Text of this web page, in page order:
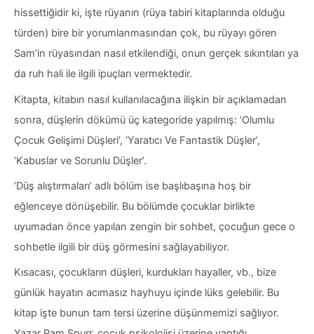
hissettiğidir ki, işte rüyanın (rüya tabiri kitaplarında olduğu
türden) bire bir yorumlanmasından çok, bu rüyayı gören
Sam’in rüyasından nasıl etkilendiği, onun gerçek sıkıntıları ya
da ruh hali ile ilgili ipuçları vermektedir.
Kitapta, kitabın nasıl kullanılacağına ilişkin bir açıklamadan
sonra, düşlerin dökümü üç kategoride yapılmış: ‘Olumlu
Çocuk Gelişimi Düşleri’, ‘Yaratıcı Ve Fantastik Düşler’,
‘Kabuslar ve Sorunlu Düşler’.
‘Düş alıştırmaları’ adlı bölüm ise başlıbaşına hoş bir
eğlenceye dönüşebilir. Bu bölümde çocuklar birlikte
uyumadan önce yapılan zengin bir sohbet, çocuğun gece o
sohbetle ilgili bir düş görmesini sağlayabiliyor.
Kısacası, çocukların düşleri, kurdukları hayaller, vb., bize
günlük hayatın acımasız hayhuyu içinde lüks gelebilir. Bu
kitap işte bunun tam tersi üzerine düşünmemizi sağlıyor.